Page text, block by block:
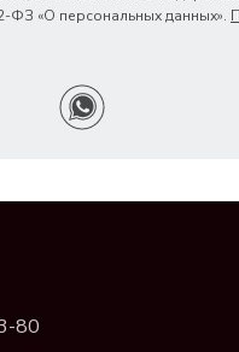
ФЗ «О персональных данных».
80